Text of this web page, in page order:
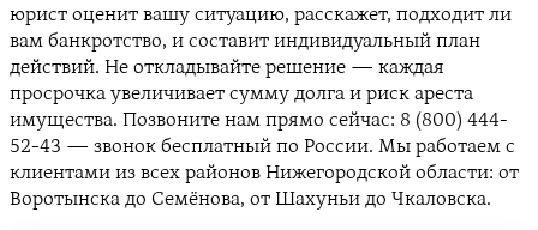
юрист оценит вашу ситуацию, расскажет, подходит ли
вам банкротство, и составит индивидуальный план
действий. Не откладывайте решение — каждая
просрочка увеличивает сумму долга и риск ареста
имущества. Позвоните нам прямо сейчас: 8 (800) 444-
52-43 — звонок бесплатный по России. Мы работаем с
клиентами из всех районов Нижегородской области: от
Воротынска до Семёнова, от Шахуньи до Чкаловска.